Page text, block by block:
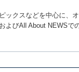
ックスなどを中心に、
よびAll About NEWSで